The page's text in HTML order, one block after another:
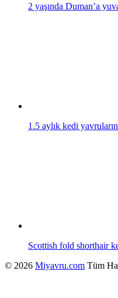
2 yaşında Duman’a
1.5 aylık kedi
Scottish fold shorthair
© 2026 Miyavru.com Tüm